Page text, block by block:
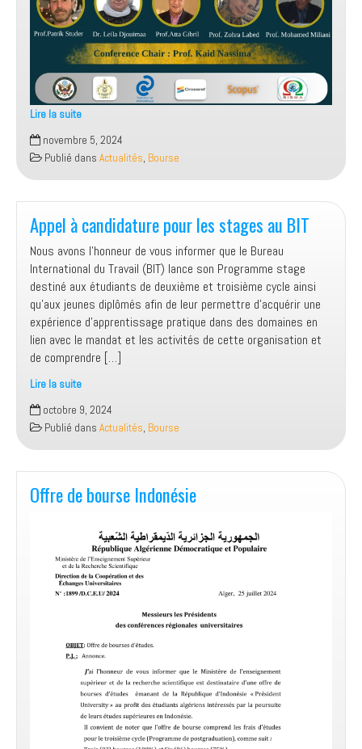
Lire la suite
appel
à
communication
de
la
conférence
internationale
novembre 5, 2024
Publié dans Actualités, Bourse
Appel à candidature pour les stages au BIT
Nous avons l’honneur de vous informer que le Bureau
International du Travail (BIT) lance son Programme stage
destiné aux étudiants de deuxième et troisième cycle ainsi
qu’aux jeunes diplômés afin de leur permettre d’acquérir une
expérience d’apprentissage pratique dans des domaines en
lien avec le mandat et les activités de cette organisation et
de comprendre […]
Lire la suite
Appel
à
candidature
pour
les
stages
au
octobre 9, 2024
Publié dans Actualités, Bourse
Offre de bourse Indonésie